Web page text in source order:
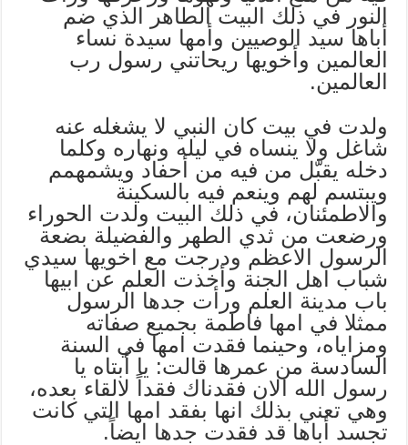
النور في ذلك البيت الطاهر الذي ضم
أباها سيد الوصيين وأمها سيدة نساء
العالمين وأخويها ريحاتني رسول رب
العالمين.
ولدت في بيت كان النبي لا يشغله عنه
شاغل ولا ينساه في ليله ونهاره وكلما
دخله يقبّل من فيه من أحفاد ويشمهمم
ويبتسم لهم وينعم فيه بالسكينة
والاطمئنان، في ذلك البيت ولدت الحوراء
ورضعت من ثدي الطهر والفضيلة بضعة
الرسول الاعظم ودرجت مع اخويها سيدي
شباب اهل الجنة وأخذت العلم عن ابيها
باب مدينة العلم ورأت جدها الرسول
ممثلا في امها فاطمة بجميع صفاته
ومزاياه، وحينما فقدت امها في السنة
السادسة من عمرها قالت: يا أبتاه يا
رسول الله الان فقدناك فقداً لالقاء بعده،
وهي تعني بذلك انها بفقد امها التي كانت
تجسد أباها قد فقدت جدها ايضاً.